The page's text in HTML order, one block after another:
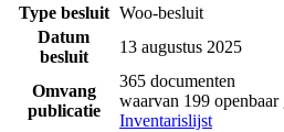
Type besluit Woo-besluit
Datum
besluit
13 augustus 2025
Omvang
publicatie
365 documenten
waarvan 199 openbaar
Inventarislijst